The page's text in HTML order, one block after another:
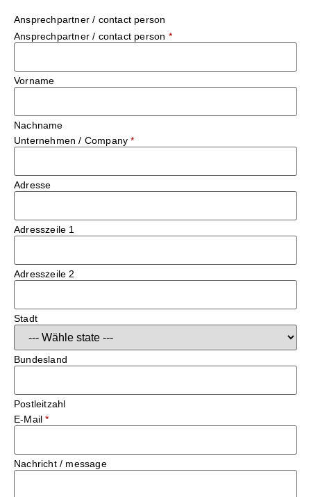
Ansprechpartner / contact person
Ansprechpartner / contact person *
Vorname
Nachname
Unternehmen / Company*
Adresse
Adresszeile 1
Adresszeile 2
Stadt
Bundesland
Postleitzahl
E-Mail*
Nachricht / message